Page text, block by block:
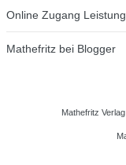
Online Zugang
Mathefritz bei Blogger
Mathefritz